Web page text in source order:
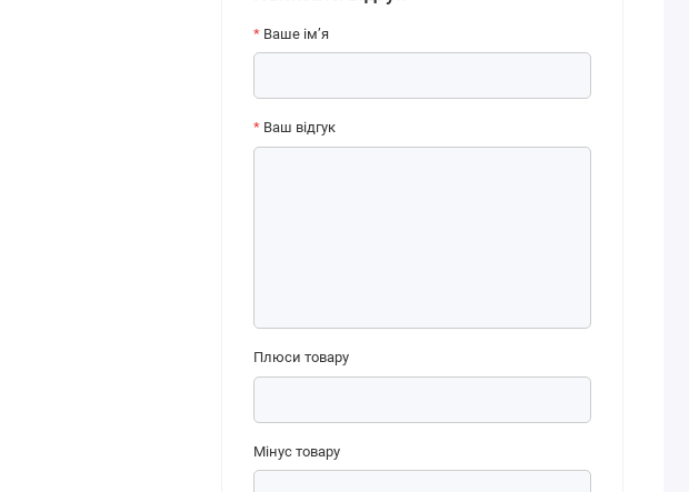
Ваше ім’я
Ваш відгук
Плюси товару
Мінус товару